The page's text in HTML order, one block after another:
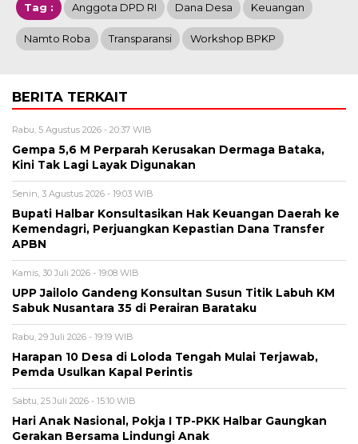
Tag : Anggota DPD RI Dana Desa Keuangan
Namto Roba Transparansi Workshop BPKP
BERITA TERKAIT
Rabu, 5 Agustus 2026 - 20:37 WIB
Gempa 5,6 M Perparah Kerusakan Dermaga Bataka,
Kini Tak Lagi Layak Digunakan
Senin, 3 Agustus 2026 - 19:03 WIB
Bupati Halbar Konsultasikan Hak Keuangan Daerah ke
Kemendagri, Perjuangkan Kepastian Dana Transfer
APBN
Kamis, 30 Juli 2026 - 19:08 WIB
UPP Jailolo Gandeng Konsultan Susun Titik Labuh KM
Sabuk Nusantara 35 di Perairan Barataku
Rabu, 29 Juli 2026 - 19:19 WIB
Harapan 10 Desa di Loloda Tengah Mulai Terjawab,
Pemda Usulkan Kapal Perintis
Sabtu, 25 Juli 2026 - 15:10 WIB
Hari Anak Nasional, Pokja I TP-PKK Halbar Gaungkan
Gerakan Bersama Lindungi Anak